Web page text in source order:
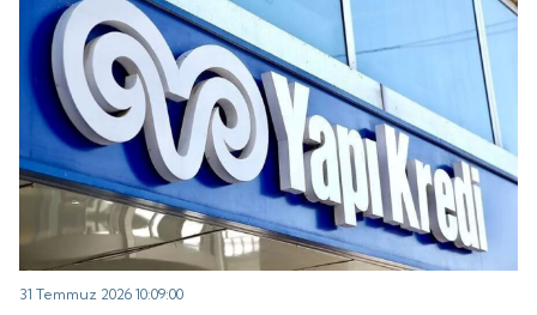
31 Temmuz 2026 10:09:00